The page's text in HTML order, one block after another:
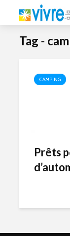
Tag -
CAMPING
Prêts